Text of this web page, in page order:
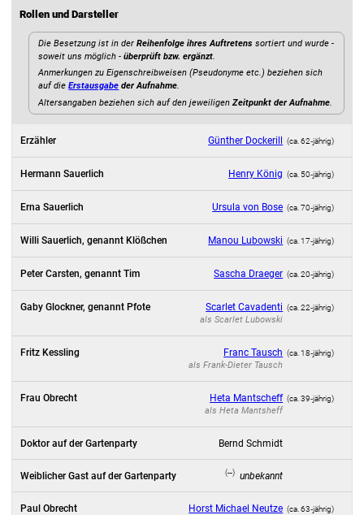
Rollen und Darsteller
Die Besetzung ist in derReihenfolge ihres Auftretens sortiert und wurde -
soweit uns möglich -überprüft bzw. ergänzt.
Anmerkungen zu Eigenschreibweisen (Pseudonyme etc.) beziehen sich
auf dieErstausgabe der Aufnahme.
Altersangaben beziehen sich auf den jeweiligenZeitpunkt der Aufnahme.
Erzähler Günther Dockerill (ca. 62‑jährig)
Hermann Sauerlich Henry König (ca. 50‑jährig)
Erna Sauerlich Ursula von Bose (ca. 70‑jährig)
Willi Sauerlich, genannt Klößchen Manou Lubowski (ca. 17‑jährig)
Peter Carsten, genannt Tim Sascha Draeger (ca. 20‑jährig)
Gaby Glockner, genannt Pfote Scarlet Cavadenti
alsScarlet Lubowski
(ca. 22‑jährig)
Fritz Kessling Franc Tausch
alsFrank-Dieter Tausch
(ca. 18‑jährig)
Frau Obrecht Heta Mantscheff
alsHeta Mantsheff
(ca. 39‑jährig)
Doktor auf der Gartenparty Bernd Schmidt
Weiblicher Gast auf der Gartenparty (--) unbekannt
Paul Obrecht Horst Michael Neutze (ca. 63‑jährig)